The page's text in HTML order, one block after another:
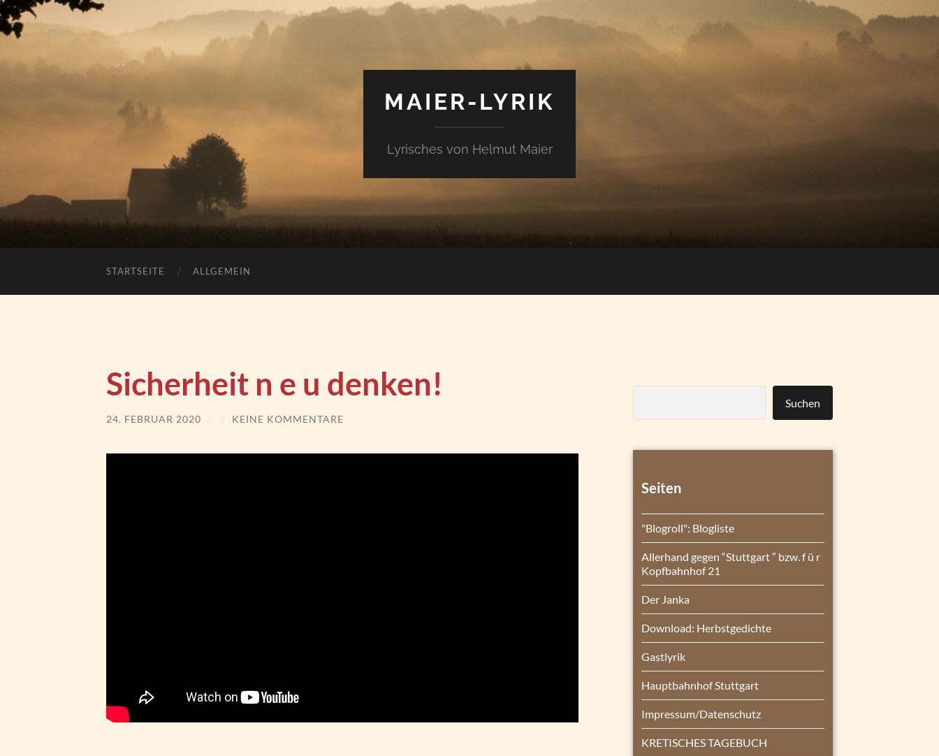
MAIER-LYRIK
Lyrisches von Helmut Maier
STARTSEITE ALLGEMEIN
Sicherheit n e u denken!
24. FEBRUAR 2020 / / KEINE KOMMENTARE
Suchen
Seiten
"Blogroll": Blogliste
Allerhand gegen “Stuttgart ″ bzw. f ü r
Kopfbahnhof 21
Der Janka
Download: Herbstgedichte
Gastlyrik
Hauptbahnhof Stuttgart
Impressum/Datenschutz
KRETISCHES TAGEBUCH